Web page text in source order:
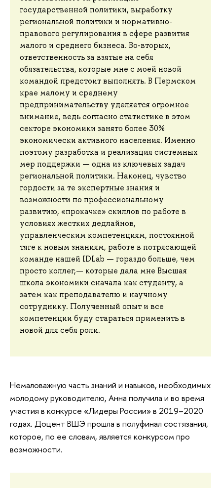
государственной политики, выработку
региональной политики и нормативно-
правового регулирования в сфере развития
малого и среднего бизнеса. Во-вторых,
ответственность за взятые на себя
обязательства, которые мне с моей новой
командой предстоит выполнять. В Пермском
крае малому и среднему
предпринимательству уделяется огромное
внимание, ведь согласно статистике в этом
секторе экономики занято более 30%
экономически активного населения. Именно
поэтому разработка и реализация системных
мер поддержки — одна из ключевых задач
региональной политики. Наконец, чувство
гордости за те экспертные знания и
возможности по профессиональному
развитию, «прокачке» скиллов по работе в
условиях жестких дедлайнов,
управленческим компетенциям, постоянной
тяге к новым знаниям, работе в потрясающей
команде нашей IDLab — гораздо больше, чем
просто коллег,— которые дала мне Высшая
школа экономики сначала как студенту, а
затем как преподавателю и научному
сотруднику. Полученный опыт и все
компетенции буду стараться применить в
новой для себя роли.
Немаловажную часть знаний и навыков, необходимых
молодому руководителю, Анна получила и во время
участия в конкурсе «Лидеры России» в 2019–2020
годах. Доцент ВШЭ прошла в полуфинал состязания,
которое, по ее словам, является конкурсом про
возможности.